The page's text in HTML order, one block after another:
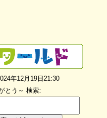
年12月19日21:30
とう～ 検索: